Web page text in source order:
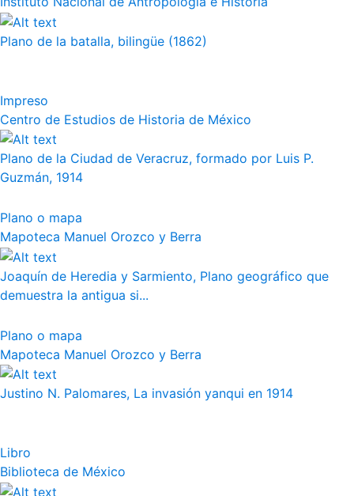
Plano de la batalla, bilingüe (1862)
Impreso
Centro de Estudios de Historia de México
Plano de la Ciudad de Veracruz, formado por Luis P.
Guzmán, 1914
Plano o mapa
Mapoteca Manuel Orozco y Berra
Joaquín de Heredia y Sarmiento, Plano geográfico que
demuestra la antigua si...
Plano o mapa
Mapoteca Manuel Orozco y Berra
Justino N. Palomares, La invasión yanqui en 1914
Libro
Biblioteca de México